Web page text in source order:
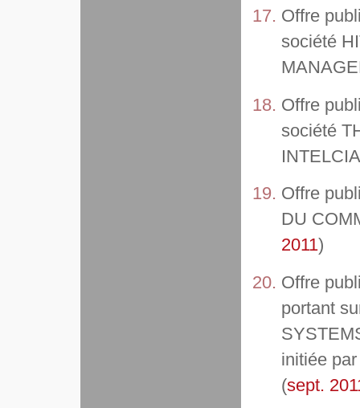
Offre
société
Offre
société
Offre
DU
2011)
Offre
portant
initiée
(sept.